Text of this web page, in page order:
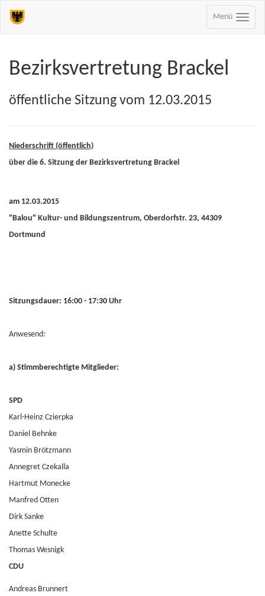
Menü
Bezirksvertretung Brackel
öffentliche Sitzung vom 12.03.2015
Niederschrift (öffentlich)
über die 6. Sitzung der Bezirksvertretung Brackel
am 12.03.2015
"Balou" Kultur- und Bildungszentrum, Oberdorfstr. 23, 44309
Dortmund
Sitzungsdauer: 16:00 - 17:30 Uhr
Anwesend:
a) Stimmberechtigte Mitglieder:
SPD
Karl-Heinz Czierpka
Daniel Behnke
Yasmin Brötzmann
Annegret Czekalla
Hartmut Monecke
Manfred Otten
Dirk Sanke
Anette Schulte
Thomas Wesnigk
CDU
Andreas Brunnert